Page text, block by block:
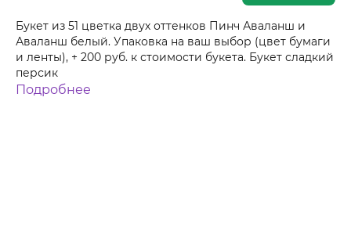
Букет из 51 цветка двух оттенков Пинч Аваланш и
Аваланш белый. Упаковка на ваш выбор (цвет бумаги
и ленты), + 200 руб. к стоимости букета. Букет сладкий
персик
Подробнее